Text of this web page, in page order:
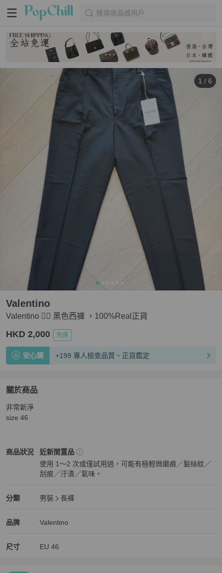
搜尋商品或用戶
1 / 6
Valentino 👍🏻 黑色西褲 ，100%Real正貨
Valentino
HKD 2,000 免運
安心購 +199 專人檢查品質、正貨鑑定
關於商品
關於Valentino 👍🏻 黑色西褲 ，100%Real正貨
非常新淨
size 46
商品狀況
Valentino 男裝商品狀態與細節
近新閒置品
使用 1～2 次或僅試用過，可能有極輕微磨痕／髮絲紋／
刮痕／汙漬／氣味。
分類
Valentino 男裝分類資訊
男裝
長褲
品牌
Valentino 精品男裝品牌介紹
Valentino
Valentino 推薦清單
尺寸 EU 46